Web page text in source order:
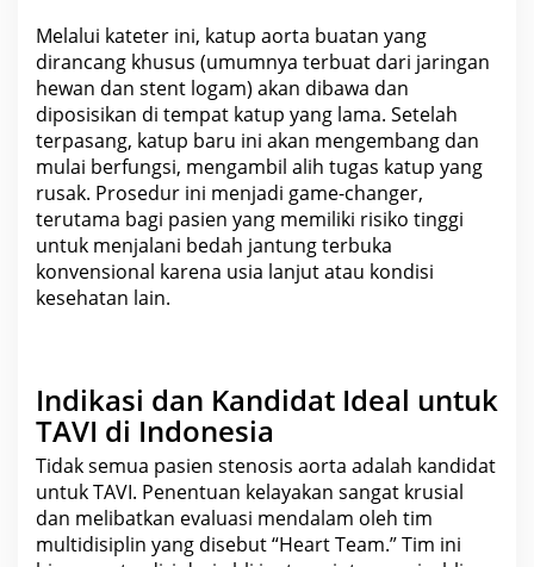
Melalui kateter ini, katup aorta buatan yang
dirancang khusus (umumnya terbuat dari jaringan
hewan dan stent logam) akan dibawa dan
diposisikan di tempat katup yang lama. Setelah
terpasang, katup baru ini akan mengembang dan
mulai berfungsi, mengambil alih tugas katup yang
rusak. Prosedur ini menjadi game-changer,
terutama bagi pasien yang memiliki risiko tinggi
untuk menjalani bedah jantung terbuka
konvensional karena usia lanjut atau kondisi
kesehatan lain.
Indikasi dan Kandidat Ideal untuk
TAVI di Indonesia
Tidak semua pasien stenosis aorta adalah kandidat
untuk TAVI. Penentuan kelayakan sangat krusial
dan melibatkan evaluasi mendalam oleh tim
multidisiplin yang disebut “Heart Team.” Tim ini